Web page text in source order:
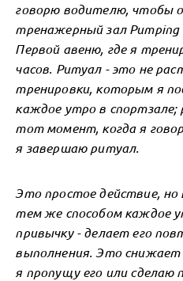
говорю водителю, чтобы
тренажерный зал Pumping
Первой авеню, где я
часов. Ритуал - это не
тренировки, которым я
каждое утро в
тот момент, когда я
я завершаю ритуал.
Это простое действие, но
тем же способом каждое
привычку - делает его
выполнения. Это
я пропущу его или сделаю